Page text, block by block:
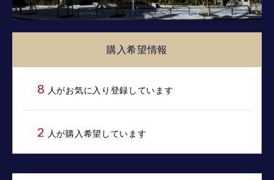
購入希望情報
8 人がお気に入り登録 しています
2 人が購入希望 しています